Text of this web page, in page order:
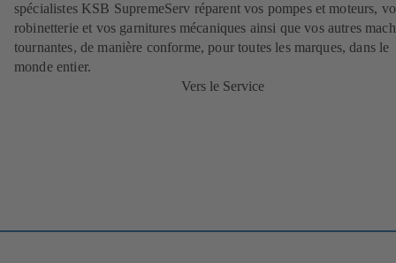
spécialistes KSB SupremeServ réparent vos pompes et moteurs,
robinetterie et vos garnitures mécaniques ainsi que vos autres
tournantes, de manière conforme, pour toutes les marques, dans le
monde entier.
Vers le Service